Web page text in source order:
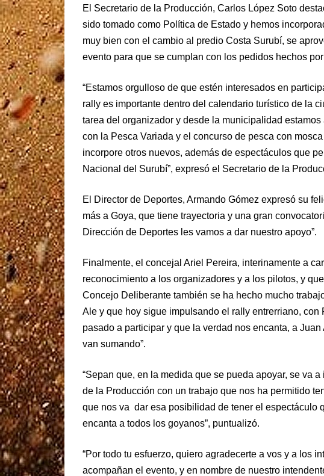
El Secretario de la Producción, Carlos López Soto
sido tomado como Política de Estado y hemos
muy bien con el cambio al predio Costa Surubí, se
evento para que se cumplan con los pedidos hechos
“Estamos orgulloso de que estén interesados en
rally es importante dentro del calendario turístico de la
tarea del organizador y desde la municipalidad
con la Pesca Variada y el concurso de pesca con
incorpore otros nuevos, además de espectáculos que
Nacional del Surubí”, expresó el Secretario de la
El Director de Deportes, Armando Gómez expresó su
más a Goya, que tiene trayectoria y una gran
Dirección de Deportes les vamos a dar nuestro apoyo”.
Finalmente, el concejal Ariel Pereira, interinamente a
reconocimiento a los organizadores y a los pilotos, y
Concejo Deliberante también se ha hecho mucho
Ale y que hoy sigue impulsando el rally entrerriano,
pasado a participar y que la verdad nos encanta, a
van sumando”.
“Sepan que, en la medida que se pueda apoyar, se va
de la Producción con un trabajo que nos ha permitido
que nos va dar esa posibilidad de tener el espectáculo
encanta a todos los goyanos”, puntualizó.
“Por todo tu esfuerzo, quiero agradecerte a vos y a los
acompañan el evento, y en nombre de nuestro